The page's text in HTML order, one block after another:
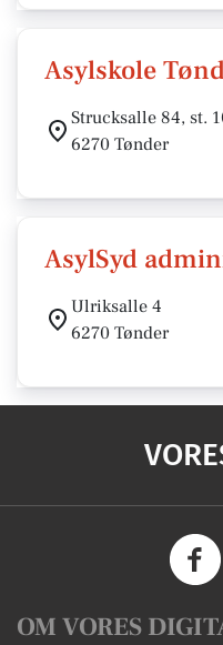
Asylskole
Strucksalle 84, st.
6270 Tønder
AsylSyd
Ulriksalle 4
6270 Tønder
OM VORES